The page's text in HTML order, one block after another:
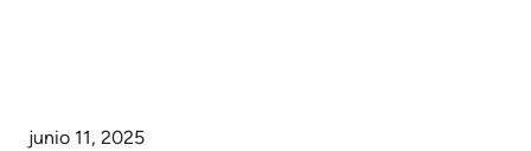
junio 11, 2025